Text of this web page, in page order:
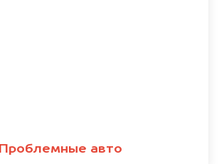
Проблемные авто